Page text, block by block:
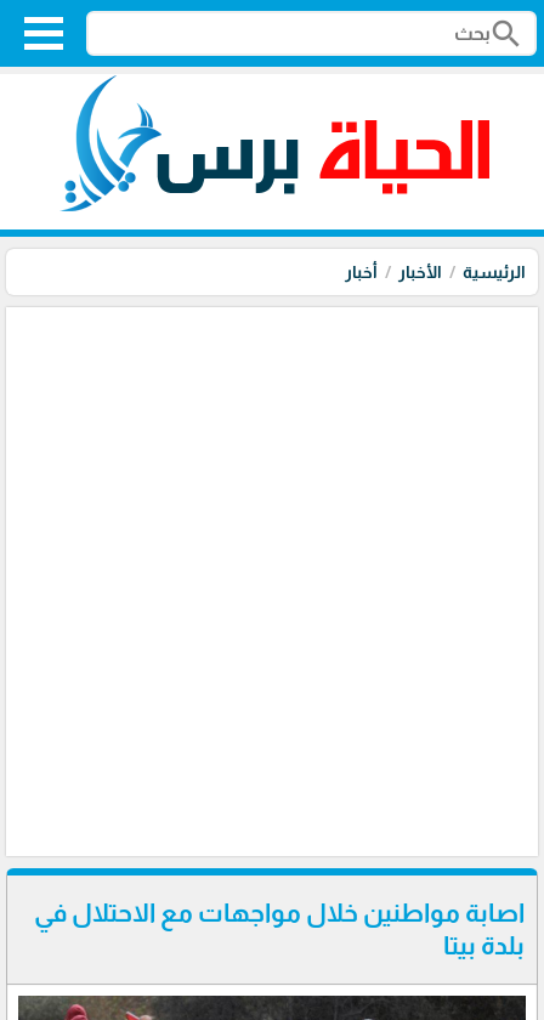
search
الرئيسية الأخبار أخبار
اصابة مواطنين خلال مواجهات مع الاحتلال في
بلدة بيتا